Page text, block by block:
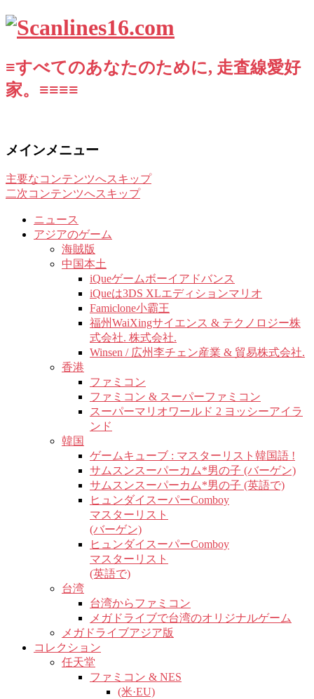
≡すべてのあなたのために, 走査線愛好
家。≡≡≡≡
メインメニュー
主要なコンテンツへスキップ
二次コンテンツへスキップ
ニュース
アジアのゲーム
海賊版
中国本土
iQueゲームボーイアドバンス
iQueは3DS XLエディションマリオ
Famiclone小霸王
福州WaiXingサイエンス & テクノロジー株
式会社. 株式会社.
Winsen / 広州李チェン産業 & 貿易株式会社.
香港
ファミコン
ファミコン & スーパーファミコン
スーパーマリオワールド 2 ヨッシーアイラ
ンド
韓国
ゲームキューブ : マスターリスト韓国語 !
サムスンスーパーカム*男の子 (バーゲン)
サムスンスーパーカム*男の子 (英語で)
ヒュンダイスーパーComboy
マスターリスト
(バーゲン)
ヒュンダイスーパーComboy
マスターリスト
(英語で)
台湾
台湾からファミコン
メガドライブで台湾のオリジナルゲーム
メガドライブアジア版
コレクション
任天堂
ファミコン & NES
(米·EU)